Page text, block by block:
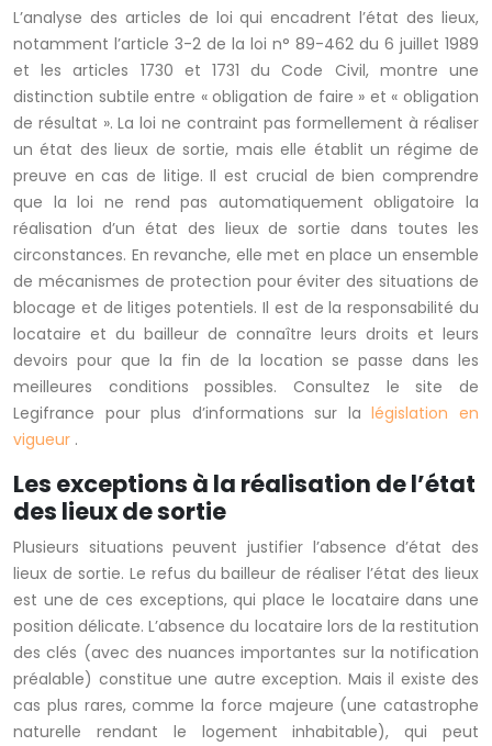
L’analyse des articles de loi qui encadrent l’état des lieux,
notamment l’article 3-2 de la loi n° 89-462 du 6 juillet 1989
et les articles 1730 et 1731 du Code Civil, montre une
distinction subtile entre « obligation de faire » et « obligation
de résultat ». La loi ne contraint pas formellement à réaliser
un état des lieux de sortie, mais elle établit un régime de
preuve en cas de litige. Il est crucial de bien comprendre
que la loi ne rend pas automatiquement obligatoire la
réalisation d’un état des lieux de sortie dans toutes les
circonstances. En revanche, elle met en place un ensemble
de mécanismes de protection pour éviter des situations de
blocage et de litiges potentiels. Il est de la responsabilité du
locataire et du bailleur de connaître leurs droits et leurs
devoirs pour que la fin de la location se passe dans les
meilleures conditions possibles. Consultez le site de
Legifrance pour plus d’informations sur lalégislation en
vigueur .
Les exceptions à la réalisation de l’état
des lieux de sortie
Plusieurs situations peuvent justifier l’absence d’état des
lieux de sortie. Le refus du bailleur de réaliser l’état des lieux
est une de ces exceptions, qui place le locataire dans une
position délicate. L’absence du locataire lors de la restitution
des clés (avec des nuances importantes sur la notification
préalable) constitue une autre exception. Mais il existe des
cas plus rares, comme la force majeure (une catastrophe
naturelle rendant le logement inhabitable), qui peut